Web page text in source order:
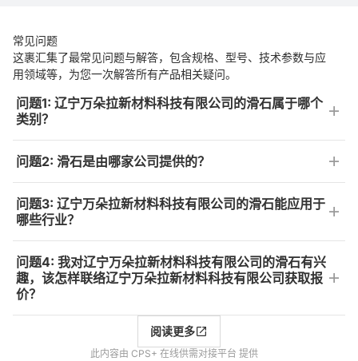
常见问题
这裹汇集了最常见问题与解答，包含规格、型号、技术参数与应
用领域等，为您一次解答所有产品相关疑问。
问题1: 辽宁万朵拉新材料科技有限公司的滑石属于哪个
类别？
问题2: 滑石是由哪家公司提供的？
问题3: 辽宁万朵拉新材料科技有限公司的滑石能应用于
哪些行业？
问题4: 我对辽宁万朵拉新材料科技有限公司的滑石有兴
趣，该怎样联络辽宁万朵拉新材料科技有限公司获取报
价？
阅读更多
此内容由 CPS+ 在线供需对接平台 提供